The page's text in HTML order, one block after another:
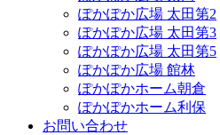
ぽかぽか広場 太田第2
ぽかぽか広場 太田第3
ぽかぽか広場 太田第5
ぽかぽか広場 館林
ぽかぽかホーム朝倉
ぽかぽかホーム利保
お問い合わせ